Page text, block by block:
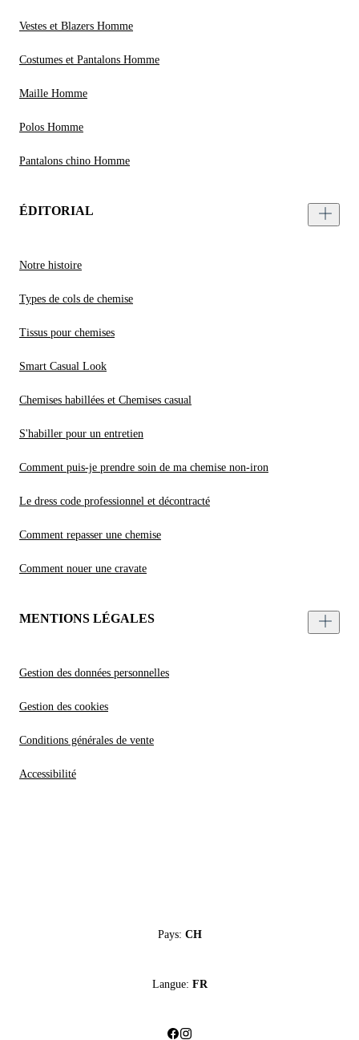
Vestes et Blazers Homme
Costumes et Pantalons Homme
Maille Homme
Polos Homme
Pantalons chino Homme
ÉDITORIAL
Notre histoire
Types de cols de chemise
Tissus pour chemises
Smart Casual Look
Chemises habillées et Chemises casual
S'habiller pour un entretien
Comment puis-je prendre soin de ma chemise non-iron
Le dress code professionnel et décontracté
Comment repasser une chemise
Comment nouer une cravate
MENTIONS LÉGALES
Gestion des données personnelles
Gestion des cookies
Conditions générales de vente
Accessibilité
Pays: CH
Langue: FR